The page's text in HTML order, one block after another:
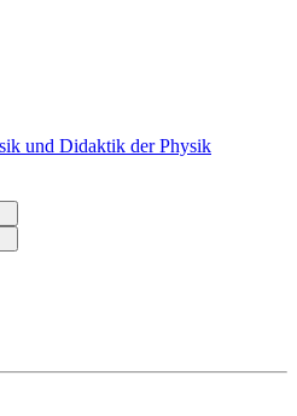
und Didaktik der Physik